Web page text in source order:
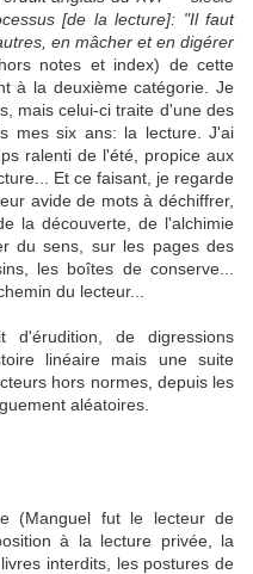
[de la lecture]: "Il faut
en mâcher et en digérer
notes et index) de cette
à la deuxième catégorie. Je
mais celui-ci traite d'une des
mes six ans: la lecture. J'ai
ralenti de l'été, propice aux
Et ce faisant, je regarde
avide de mots à déchiffrer,
la découverte, de l'alchimie
du sens, sur les pages des
les boîtes de conserve...
du lecteur...
d'érudition, de digressions
linéaire mais une suite
hors normes, depuis les
aléatoires.
(Manguel fut le lecteur de
à la lecture privée, la
interdits, les postures de